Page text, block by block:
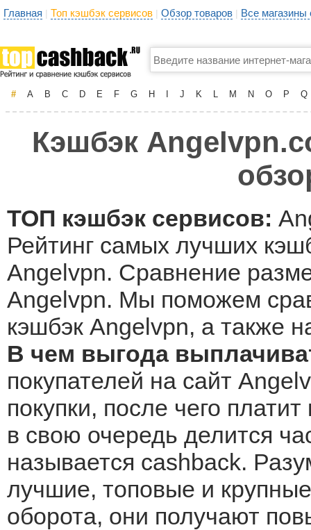
Главная | Топ кэшбэк сервисов | Обзор товаров | Все
# A B C D E F G H J K L M N O P Q
Кэшбэк
ТОП кэшбэк сервисов:
Рейтинг самых лучших
Angelvpn. Сравнение
Angelvpn. Мы поможем
кэшбэк Angelvpn, а также
В чем выгода
покупателей на сайт
покупки, после чего
в свою очередь делится
называется cashback.
лучшие, топовые и
оборота, они получают